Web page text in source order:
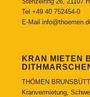
Tel +49 40 752454-0
E-Mail
KRAN MIETEN
THÖMEN
Kranvermietung,